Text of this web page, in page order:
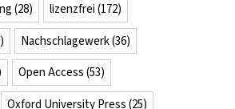
(28) lizenzfrei (172)
Nachschlagewerk(36)
Open Access (53)
Oxford University Press (25)